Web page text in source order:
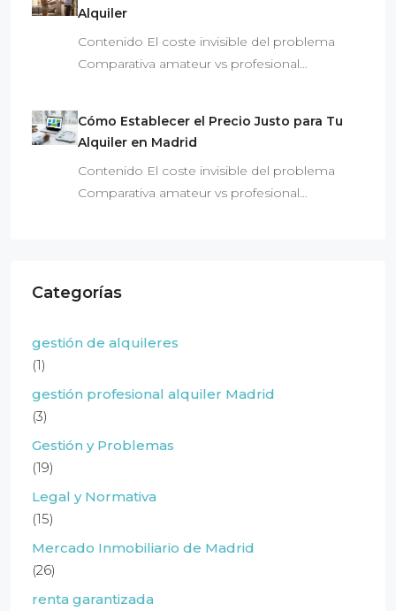
Alquiler
Contenido El coste invisible del problema
Comparativa amateur vs profesional…
Cómo Establecer el Precio Justo para Tu
Alquiler en Madrid
Contenido El coste invisible del problema
Comparativa amateur vs profesional…
Categorías
gestión de alquileres
(1)
gestión profesional alquiler Madrid
(3)
Gestión y Problemas
(19)
Legal y Normativa
(15)
Mercado Inmobiliario de Madrid
(26)
renta garantizada